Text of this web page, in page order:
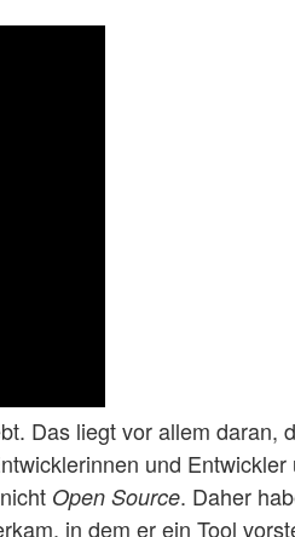
Das liegt vor allem daran,
und
Open Source. Daher
in dem er ein Tool